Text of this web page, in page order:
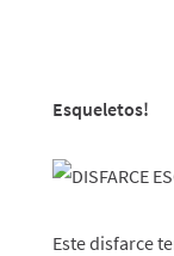
Esqueletos!
Este disfarce